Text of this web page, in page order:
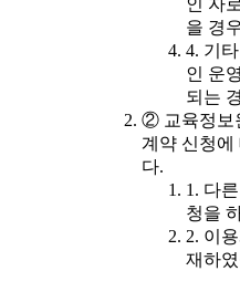
을 경
4. 기
인 운
되는
② 교육정보
계약 신청에
다.
1. 다
청을
2. 이
재하